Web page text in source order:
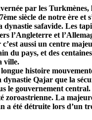
par les Turkmènes,
siècle de notre ère et
dynastie safavide. Les
l’Angleterre et
aussi un centre
du pays, et des
ville.
histoire
dynastie Qajar que la
le gouvernement
zoroastrienne. La
a été détruite lors d’un